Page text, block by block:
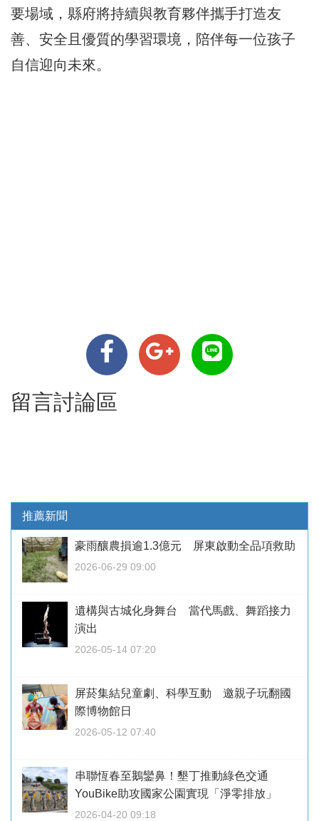
要場域，縣府將持續與教育夥伴攜手打造友
善、安全且優質的學習環境，陪伴每一位孩子
自信迎向未來。
留言討論區
推薦新聞
豪雨釀農損逾1.3億元 屏東啟動全品項救助
2026-06-29 09:00
遺構與古城化身舞台 當代馬戲、舞蹈接力
演出
2026-05-14 07:20
屏菸集結兒童劇、科學互動 邀親子玩翻國
際博物館日
2026-05-12 07:40
串聯恆春至鵝鑾鼻！墾丁推動綠色交通
YouBike助攻國家公園實現「淨零排放」
2026-04-20 09:18